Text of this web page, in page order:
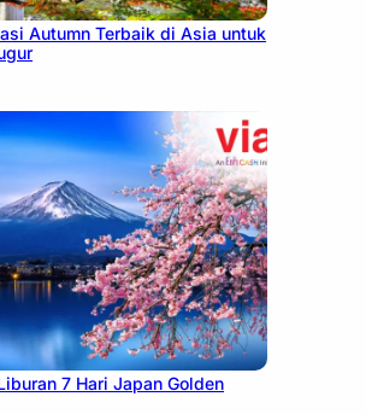
Autumn Terbaik di Asia untuk
7 Hari Japan Golden